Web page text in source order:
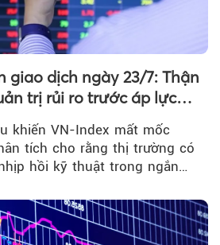
giao dịch ngày 23/7: Thận
trị rủi ro trước áp lực
khiến VN-Index mất mốc
tích cho rằng thị trường có
hồi kỹ thuật trong ngắn